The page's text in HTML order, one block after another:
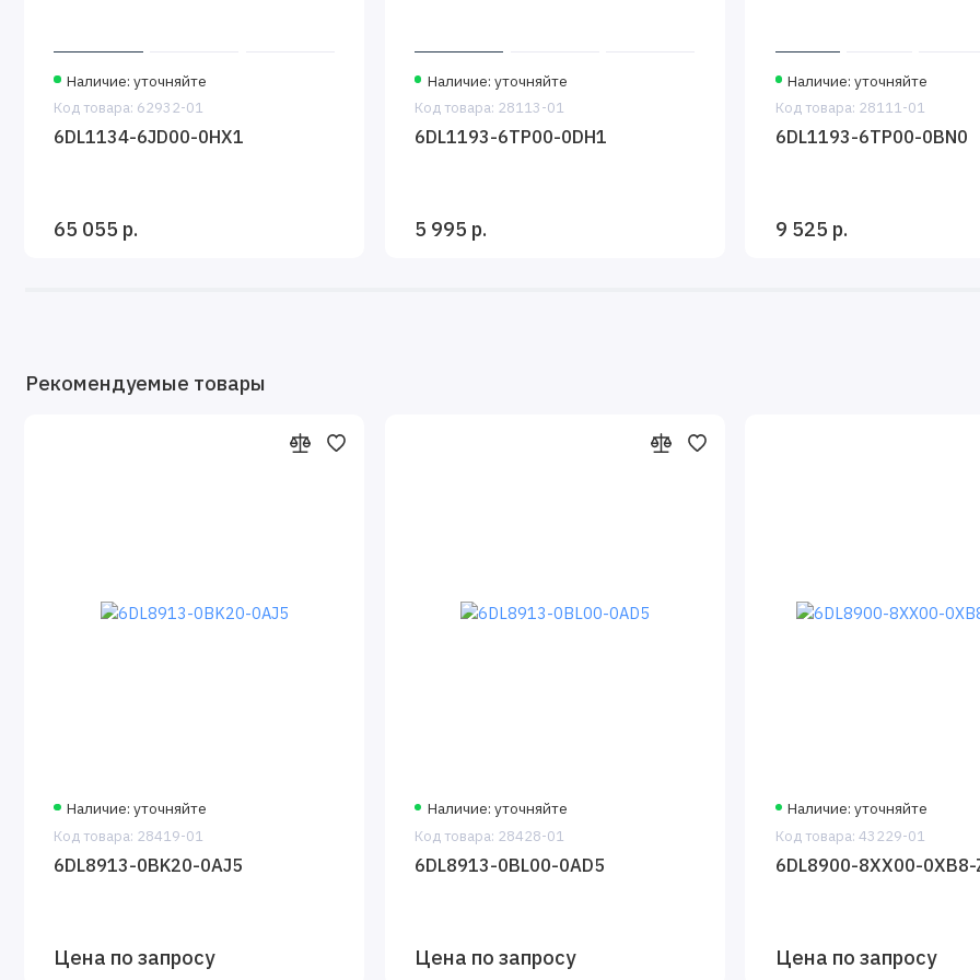
Наличие: уточняйте
Код товара: 62932-01
6DL1134-6JD00-0HX1
65 055 р.
Наличие: уточняйте
Код товара: 28113-01
6DL1193-6TP00-0DH1
5 995 р.
Наличие: уточняйте
Код товара: 28111-01
6DL1193-6TP00-0BN0
9 525 р.
Рекомендуемые товары
Наличие: уточняйте
Код товара: 28419-01
6DL8913-0BK20-0AJ5
Цена по запросу
Наличие: уточняйте
Код товара: 28428-01
6DL8913-0BL00-0AD5
Цена по запросу
Наличие: уточняйте
Код товара: 43229-01
6DL8900-8XX00-0XB8-
Цена по запросу